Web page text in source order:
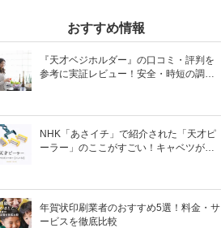
おすすめ情報
『天才ベジホルダー』の口コミ・評判を
参考に実証レビュー！安全・時短の調理
NHK「あさイチ」で紹介された「天才ピ
ーラー」のここがすごい！キャベツがほ
年賀状印刷業者のおすすめ5選！料金・サ
ービスを徹底比較